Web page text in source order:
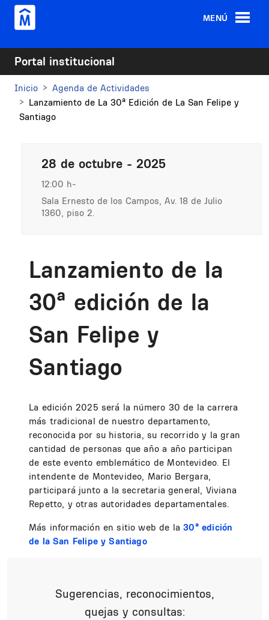
Pasar al contenido principal
MENÚ
Portal institucional
Inicio
Agenda de Actividades
Lanzamiento de La 30ª Edición de La San Felipe y
Santiago
28 de octubre - 2025
12:00 h
Sala Ernesto de los Campos, Av. 18 de Julio
1360, piso 2.
Lanzamiento de la
30ª edición de la
San Felipe y
Santiago
La edición 2025 será la número 30 de la carrera
más tradicional de nuestro departamento,
reconocida por su historia, su recorrido y la gran
cantidad de personas que año a año participan
de este evento emblemático de Montevideo. El
intendente de Montevideo, Mario Bergara,
participará junto a la secretaria general, Viviana
Repetto, y otras autoridades departamentales.
Más información en sitio web de la30ª edición
de la San Felipe y Santiago
Sugerencias, reconocimientos,
quejas y consultas: